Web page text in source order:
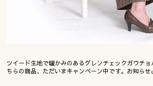
ツイード生地で暖かみのあるグレンチェックガウチ
ちらの商品、ただいまキャンペーン中です。お知らせ